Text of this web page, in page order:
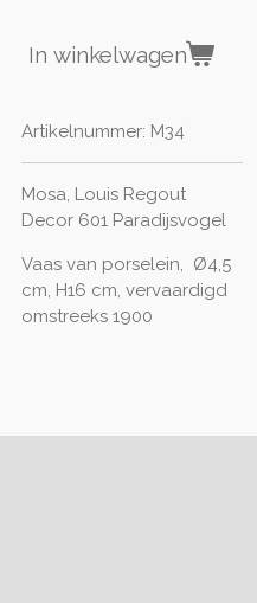
In winkelwagen
Artikelnummer: M34
Mosa, Louis Regout
Decor 601 Paradijsvogel
Vaas van porselein, Ø4,5
cm, H16 cm, vervaardigd
omstreeks 1900